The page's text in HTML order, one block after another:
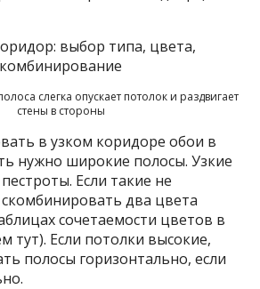
слегка опускает потолок и раздвигает
стены в стороны
в узком коридоре обои в
нужно широкие полосы. Узкие
Если такие не
два цвета
сочетаемости цветов в
тут). Если потолки высокие,
полосы горизонтально, если